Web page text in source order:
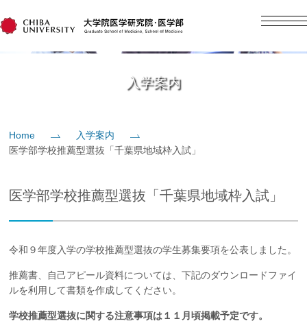
日本語
研究
入学案内
社会貢献
企業の方大学院志望の方医学部志望の方卒業生の方在学生・教員の方
入学案内
Home
入学案内
医学部学校推薦型選抜「千葉県地域枠入試」
医学部学校推薦型選抜「千葉県地域枠入試」
令和９年度入学の学校推薦型選抜の学生募集要項を公表しました。
推薦書、自己アピール資料については、下記のダウンロードファイ
ルを利用して書類を作成してください。
学校推薦型選抜に関する注意事項は１１月頃掲載予定です。